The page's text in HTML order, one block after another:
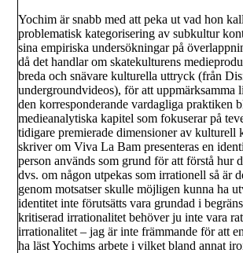
Yochim är snabb med att peka ut vad hon
problematisk kategorisering av subkultur
sina empiriska undersökningar på
då det handlar om skatekulturens
breda och snävare kulturella uttryck (från
undergroundvideos), för att uppmärksamma
den korresponderande vardagliga praktiken
medieanalytiska kapitel som fokuserar på
tidigare premierade dimensioner av kulturell
skriver om Viva La Bam presenteras en
person används som grund för att förstå hur
dvs. om någon utpekas som irrationell så är
genom motsatser skulle möjligen kunna ha
identitet inte förutsätts vara grundad i
kritiserad irrationalitet behöver ju inte vara
irrationalitet – jag är inte främmande för att
ha läst Yochims arbete i vilket bland annat